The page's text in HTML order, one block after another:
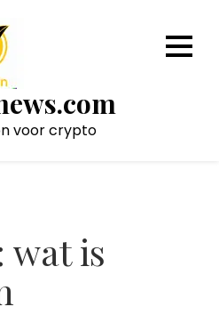
voor crypto
wat is